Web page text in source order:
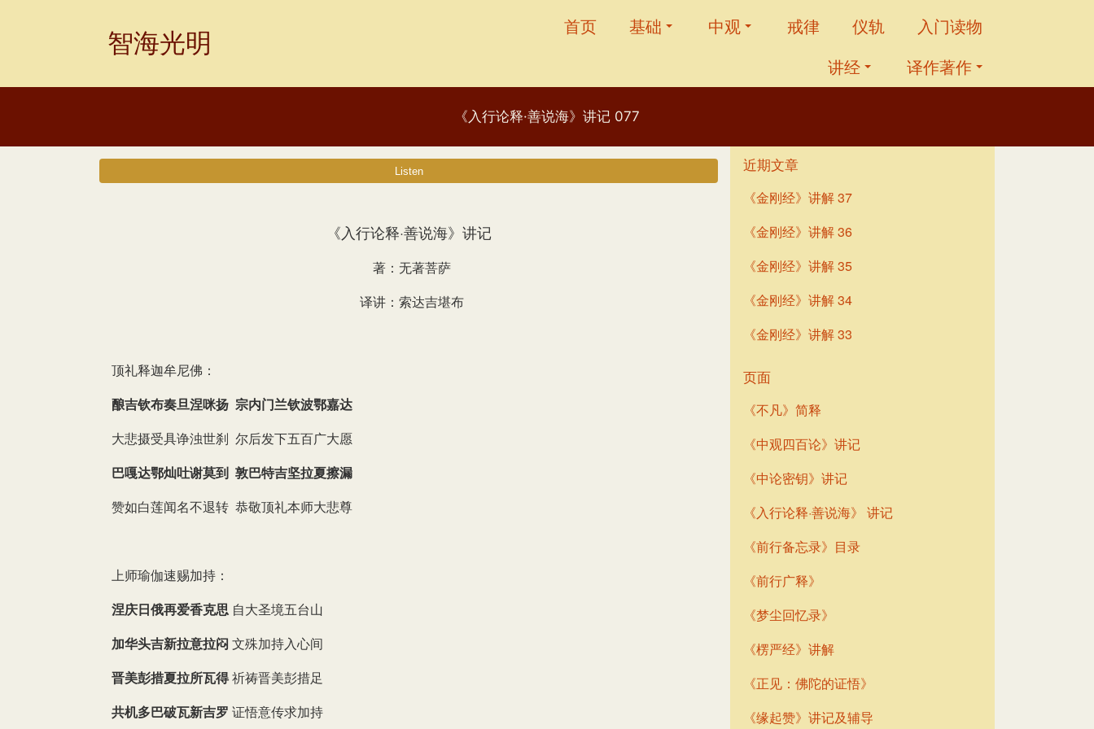
智海光明 首页 基础 中观 戒律 仪轨
入门读物
讲经
译作著作
《入行论释·善说海》讲记 077
《入行论释·善说海》讲记
著：无著菩萨
译讲：索达吉堪布
顶礼释迦牟尼佛：
酿吉钦布奏旦涅咪扬 宗内门兰钦波鄂嘉达
大悲摄受具诤浊世刹 尔后发下五百广大愿
巴嘎达鄂灿吐谢莫到 敦巴特吉坚拉夏擦漏
赞如白莲闻名不退转 恭敬顶礼本师大悲尊
上师瑜伽速赐加持：
涅庆日俄再爱香克思 自大圣境五台山
加华头吉新拉意拉闷 文殊加持入心间
晋美彭措夏拉所瓦得祈祷晋美彭措足
共机多巴破瓦新吉罗 证悟意传求加持
近期文章
《金刚经》讲解 37
《金刚经》讲解 36
《金刚经》讲解 35
《金刚经》讲解 34
《金刚经》讲解 33
页面
《不凡》简释
《中观四百论》讲记
《中论密钥》讲记
《入行论释·善说海》 讲记
《前行备忘录》目录
《前行广释》
《梦尘回忆录》
《楞严经》讲解
《正见：佛陀的证悟》
《缘起赞》讲记及辅导